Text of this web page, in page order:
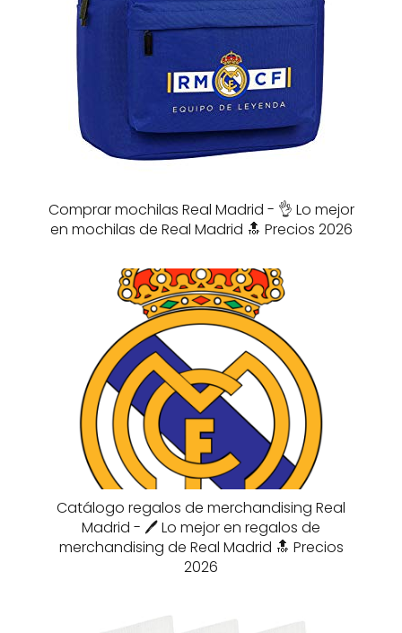
Comprar mochilas Real Madrid - 👌 Lo mejor
en mochilas de Real Madrid 🔝 Precios 2026
Catálogo regalos de merchandising Real
Madrid - 🖊️ Lo mejor en regalos de
merchandising de Real Madrid 🔝 Precios
2026